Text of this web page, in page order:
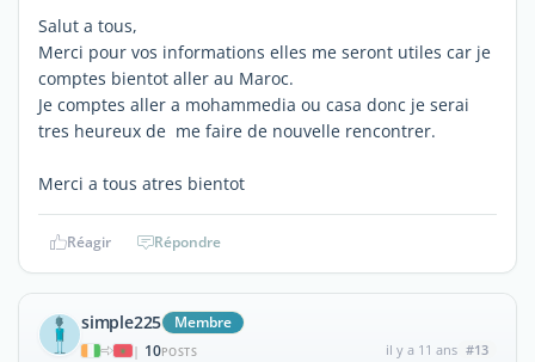
Salut a tous,
Merci pour vos informations elles me seront utiles car je
comptes bientot aller au Maroc.
Je comptes aller a mohammedia ou casa donc je serai
tres heureux de me faire de nouvelle rencontrer.
Merci a tous atres bientot
Réagir Répondre
simple225 Membre
| 10POSTS il y a 11 ans #13